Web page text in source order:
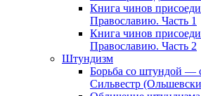
Книга чинов
Православию. Часть 1
Книга чинов
Православию. Часть 2
Штундизм
Борьба со штундой —
Сильвестр